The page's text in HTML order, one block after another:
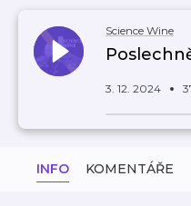
Science Wine
3. 12. 2024
INFO KOMENTÁŘE